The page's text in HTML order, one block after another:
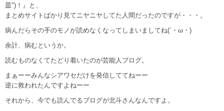
皿")！』と、
まとめサイトばかり見てニヤニヤしてた人間だったのですが・・・。
病んだらその手のモノが読めなくなってしまいましてね(´・ω・)
余計、病むというか。
読むものなくてたどり着いたのが芸能人ブログ。
まぁーーみんなシアワセだけを発信しててねーー
逆に救われたんですよねーー
それから、今でも読んでるブログが北斗さんなんですよ。